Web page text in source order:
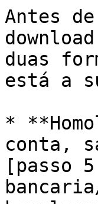
Antes
duas
está a
*
conta,
[passo